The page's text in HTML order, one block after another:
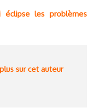
les problèmes
sur cet auteur